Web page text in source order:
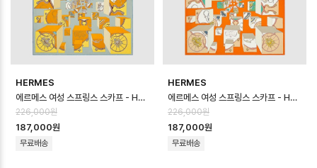
HERMES
에르메스 여성 스프링스 스카프 - Hermes Womens Springs Springs s…
226,000원
187,000원
무료배송
HERMES
에르메스 여성 스프링스 스카프 - Hermes Womens Springs Springs s…
226,000원
187,000원
무료배송